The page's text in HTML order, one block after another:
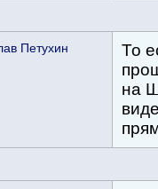
Петухин
То
на